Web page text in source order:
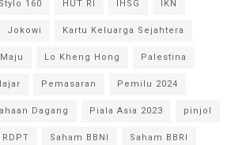
160 HUT RI IHSG IKN
Jokowi Kartu Keluarga Sejahtera
Lo Kheng Hong Palestina
Pemasaran Pemilu 2024
Dagang Piala Asia 2023 pinjol
RDPT Saham BBNI Saham BBRI